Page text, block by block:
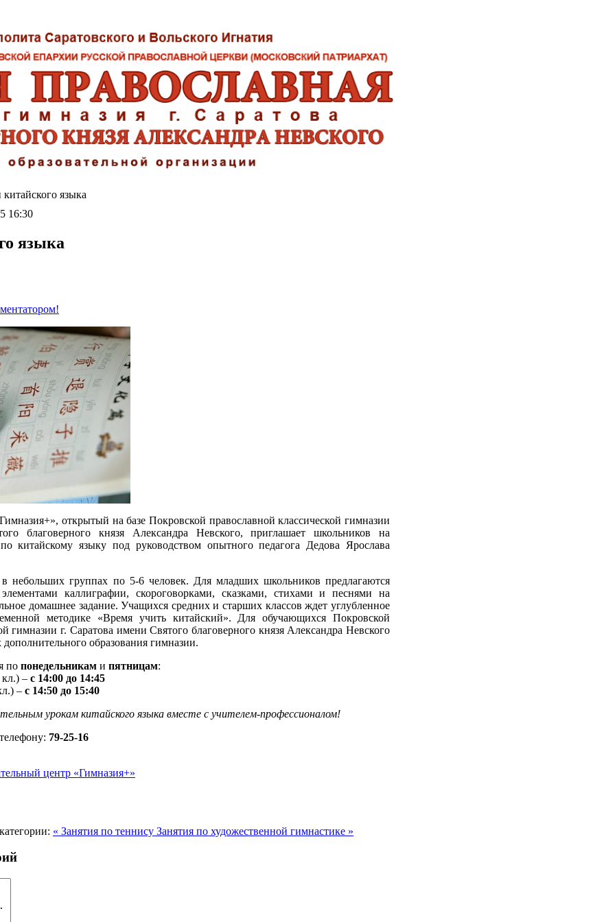
языка
16:30
языка
открытый на базе Покровской православной классической гимназии
благоверного князя Александра Невского, приглашает школьников на
китайскому языку под руководством опытного педагога Дедова Ярослава
в небольших группах по 5-6 человек. Для младших школьников предлагаются
каллиграфии, скороговорками, сказками, стихами и песнями на
домашнее задание. Учащихся средних и старших классов ждет углубленное
методике «Время учить китайский». Для обучающихся Покровской
гимназии г. Саратова имени Святого благоверного князя Александра Невского
дополнительного образования гимназии.
по понедельникам и пятницам:
– с 14:00 до 14:45
– с 14:50 до 15:40
урокам китайского языка вместе с учителем-профессионалом!
79-25-16
центр «Гимназия+»
« Занятия по теннису Занятия по художественной гимнастике »